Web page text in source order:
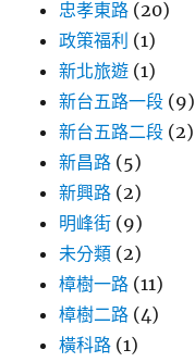
忠孝東路 (20)
政策福利 (1)
新北旅遊 (1)
新台五路一段 (9)
新台五路二段 (2)
新昌路 (5)
新興路 (2)
明峰街 (9)
未分類 (2)
樟樹一路 (11)
樟樹二路 (4)
橫科路 (1)